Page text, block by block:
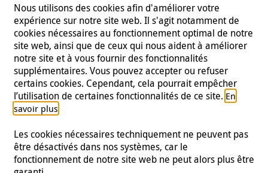
Suivez-nous
Mentions légales | Protection des données | Presse |
Nous utilisons des cookies afin d'améliorer votre
expérience sur notre site web. Il s'agit notamment de
cookies nécessaires au fonctionnement optimal de notre
site web, ainsi que de ceux qui nous aident à améliorer
notre site et à vous fournir des fonctionnalités
supplémentaires. Vous pouvez accepter ou refuser
certains cookies. Cependant, cela pourrait empêcher
l’utilisation de certaines fonctionnalités de ce site. En
savoir plus.
Les cookies nécessaires techniquement ne peuvent pas
être désactivés dans nos systèmes, car le
fonctionnement de notre site web ne peut alors plus être